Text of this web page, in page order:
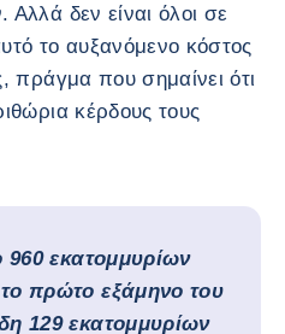
δεν είναι όλοι σε
το αυξανόμενο κόστος
πράγμα που σημαίνει ότι
κέρδους τους
960 εκατομμυρίων
πρώτο εξάμηνο του
129 εκατομμυρίων